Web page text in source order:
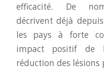
efficacité. De
décrivent déjà
les pays à forte
impact positif de
réduction des lésions